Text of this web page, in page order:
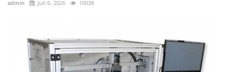
admin Juli 6, 2026 10038